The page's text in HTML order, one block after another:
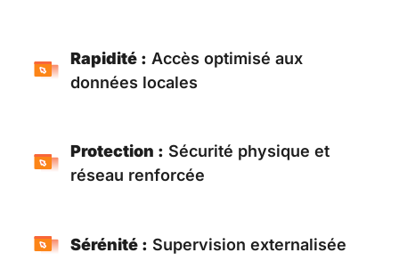
Rapidité : Accès optimisé aux
données locales
Protection : Sécurité physique et
réseau renforcée
Sérénité : Supervision externalisée